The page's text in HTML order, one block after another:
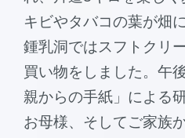
キビやタバコの葉が畑
鍾乳洞ではスフトクリ
買い物をしました。午
親からの手紙」による
お母様、そしてご家族